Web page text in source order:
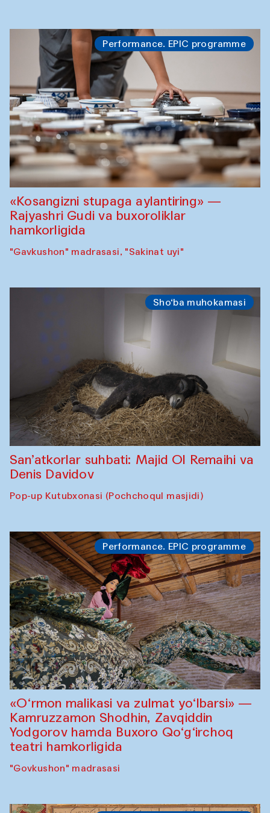
Performance. EPIC programme
«Kosangizni stupaga aylantiring» —
Rajyashri Gudi va buxoroliklar
hamkorligida
"Gavkushon" madrasasi, "Sakinat uyi"
Sho‘ba muhokamasi
San’atkorlar suhbati: Majid Ol Remaihi va
Denis Davidov
Pop-up Kutubxonasi (Pochchoqul masjidi)
Performance. EPIC programme
«O‘rmon malikasi va zulmat yo‘lbarsi» —
Kamruzzamon Shodhin, Zavqiddin
Yodgorov hamda Buxoro Qo‘g‘irchoq
teatri hamkorligida
"Govkushon" madrasasi